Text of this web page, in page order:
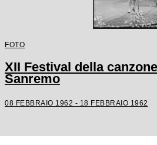
FOTO
XII Festival della
Sanremo
08 FEBBRAIO 1962 - 18 FEBBRAIO 1962